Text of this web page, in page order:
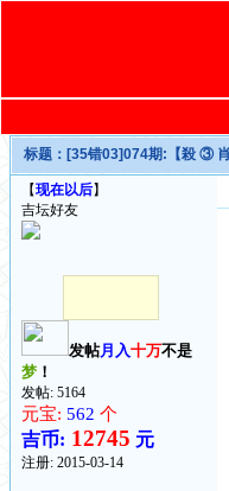
标题： [35错03]074期:【殺 ③ 肖
【现在以后】
吉坛好友
发帖月入十万不是
梦！
发帖: 5164
元宝: 562 个
吉币: 12745 元
注册: 2015-03-14